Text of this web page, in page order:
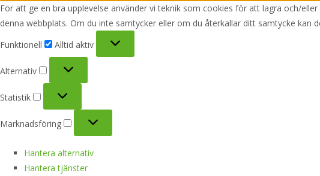
För att ge en bra upplevelse använder vi teknik som cookies för att lagra och/
denna webbplats. Om du inte samtycker eller om du återkallar ditt samtycke kan
Funktionell
Alltid aktiv
Alternativ
Alternativ
Statistik
Statistik
Marknadsföring
Marknadsföring
Hantera alternativ
Hantera tjänster